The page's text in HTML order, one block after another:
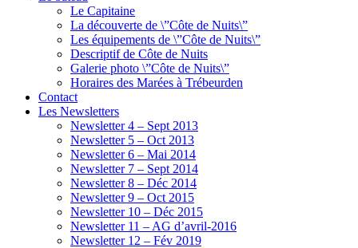
Le Capitaine
La découverte de \”Côte de Nuits\”
Les équipements de \”Côte de Nuits\”
Descriptif de Côte de Nuits
Galerie photo \”Côte de Nuits\”
Horaires des Marées à Trébeurden
Contact
Les Newsletters
Newsletter 4 – Sept 2013
Newsletter 5 – Oct 2013
Newsletter 6 – Mai 2014
Newsletter 7 – Sept 2014
Newsletter 8 – Déc 2014
Newsletter 9 – Oct 2015
Newsletter 10 – Déc 2015
Newsletter 11 – AG d’avril-2016
Newsletter 12 – Fév 2019